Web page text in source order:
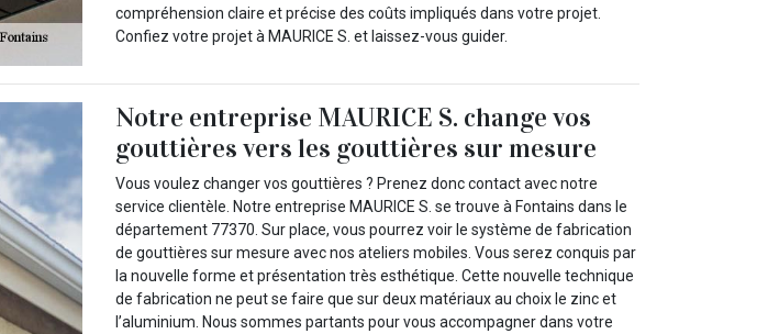
compréhension claire et précise des coûts impliqués dans votre projet.
Confiez votre projet à MAURICE S. et laissez-vous guider.
Notre entreprise MAURICE S. change vos
gouttières vers les gouttières sur mesure
Vous voulez changer vos gouttières ? Prenez donc contact avec notre
service clientèle. Notre entreprise MAURICE S. se trouve à Fontains dans le
département 77370. Sur place, vous pourrez voir le système de fabrication
de gouttières sur mesure avec nos ateliers mobiles. Vous serez conquis par
la nouvelle forme et présentation très esthétique. Cette nouvelle technique
de fabrication ne peut se faire que sur deux matériaux au choix le zinc et
l’aluminium. Nous sommes partants pour vous accompagner dans votre